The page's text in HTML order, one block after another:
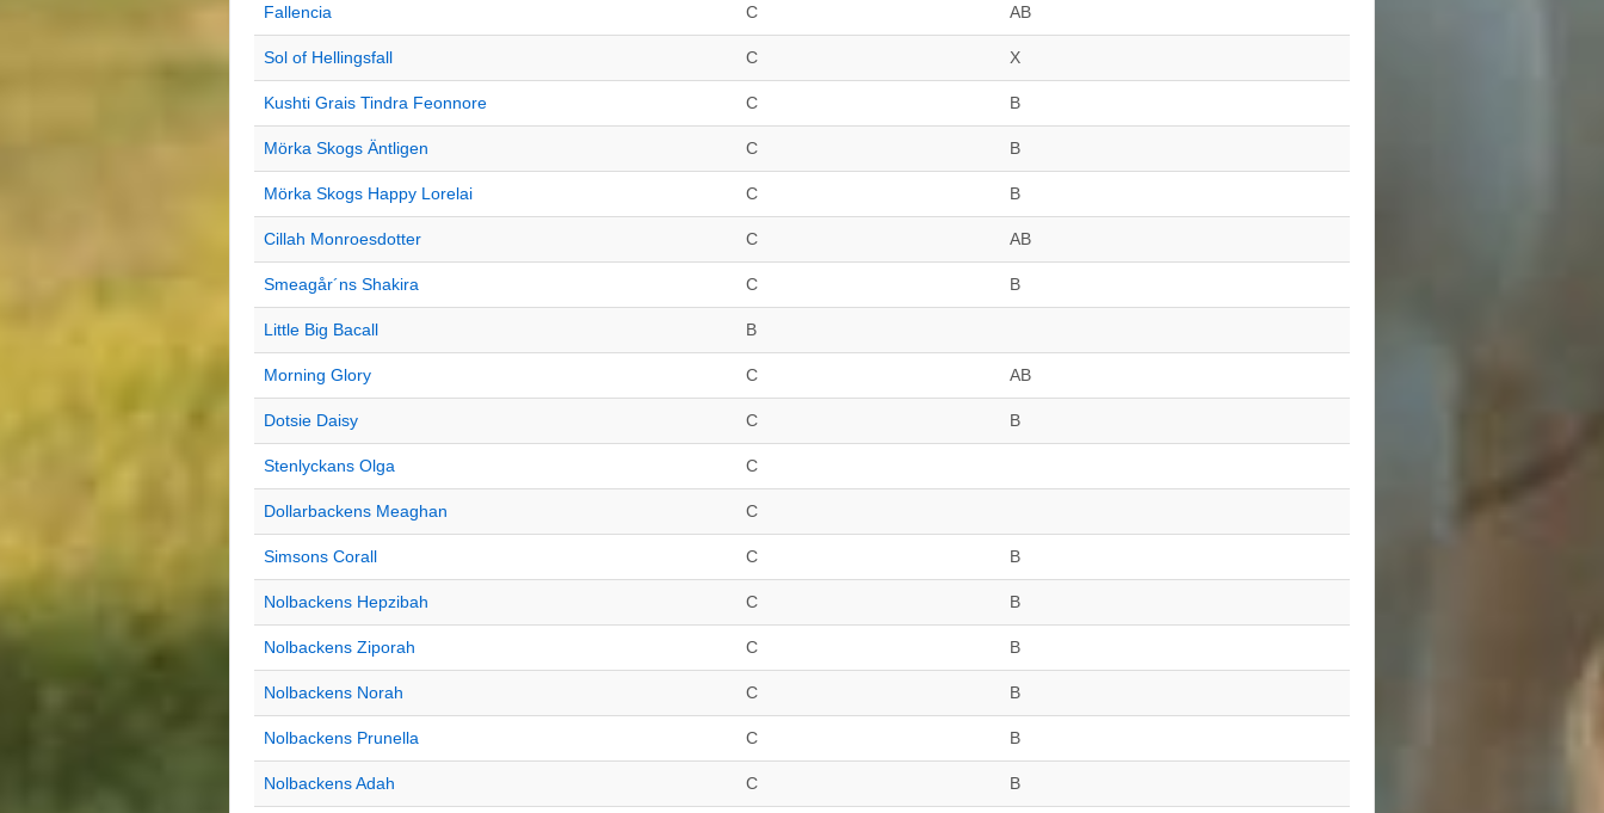
Fallencia C AB
Sol of Hellingsfall C X
Kushti Grais Tindra Feonnore C B
Mörka Skogs Äntligen C B
Mörka Skogs Happy Lorelai C B
Cillah Monroesdotter C AB
Smeagår´ns Shakira C B
Little Big Bacall B
Morning Glory C AB
Dotsie Daisy C B
Stenlyckans Olga C
Dollarbackens Meaghan C
Simsons Corall C B
Nolbackens Hepzibah C B
Nolbackens Ziporah C B
Nolbackens Norah C B
Nolbackens Prunella C B
Nolbackens Adah C B